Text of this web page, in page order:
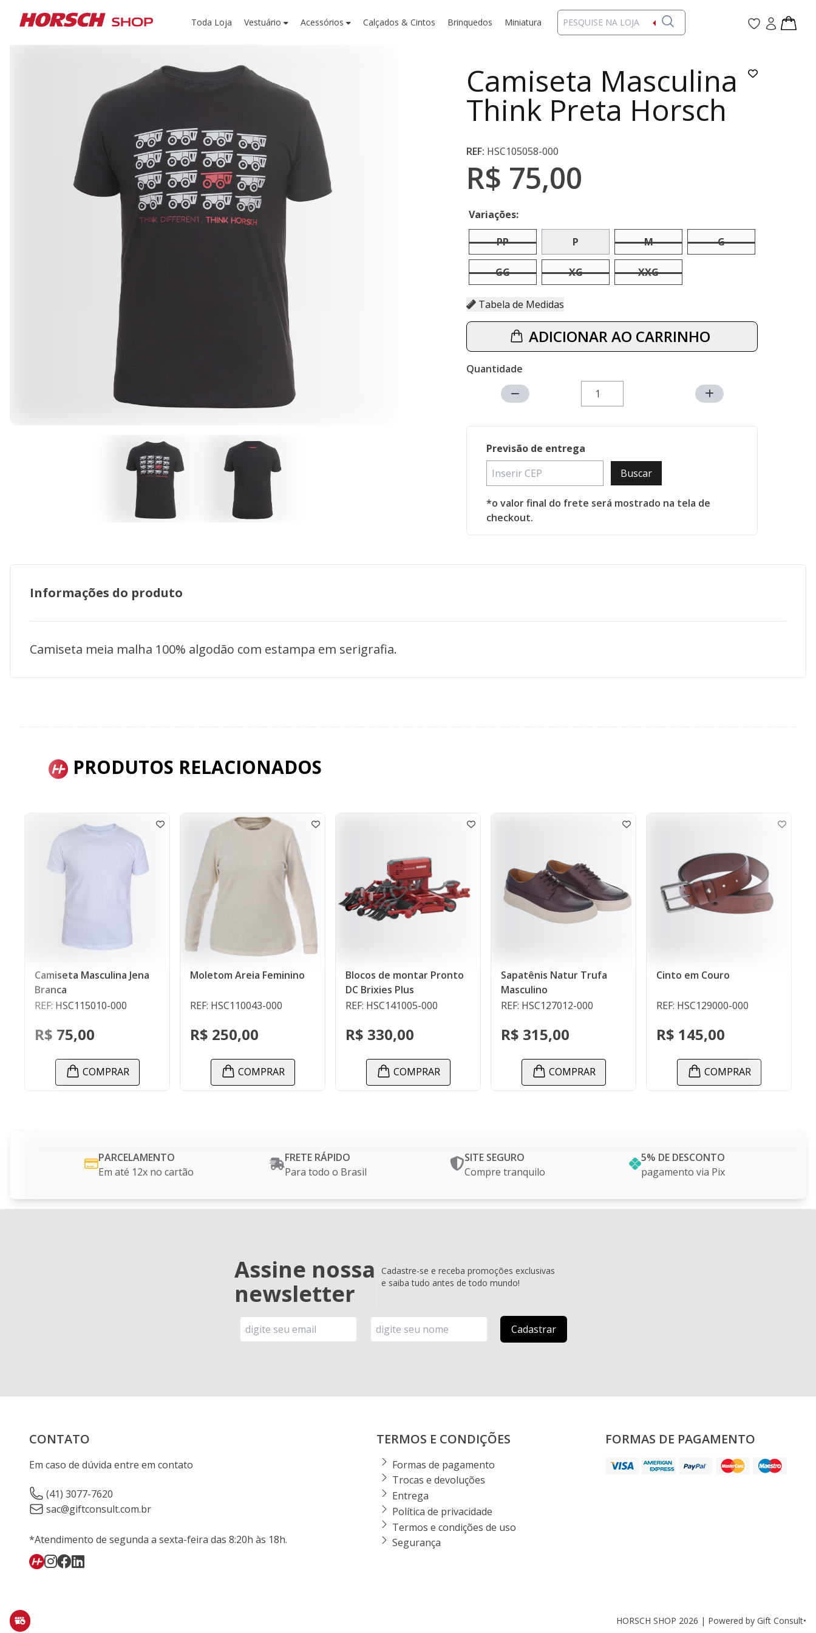
Toda Loja Vestuário Acessórios Calçados & Cintos Brinquedos Miniatura
Camiseta Masculina
Think Preta Horsch
REF: HSC105058-000
R$ 75,00
Variações:
PP P M G
GG XG XXG
Tabela de Medidas
ADICIONAR AO CARRINHO
Quantidade
Previsão de entrega
Buscar
*o valor final do frete será mostrado na tela de
checkout.
Informações do produto
Camiseta meia malha 100% algodão com estampa em serigrafia.
PRODUTOS RELACIONADOS
Jena
000
Moletom Areia Feminino
REF: HSC110043-000
Blocos de montar Pronto
REF: HSC141005-000
R$ 330,00
Sapatênis Natur Trufa
Masculino
REF: HSC127012-000
R$ 315,00
Cinto em Couro
REF: HSC129000-000
R$ 145,00
Botina Nobuck
REF: HSC12713-100
R$ 198,00
PARCELAMENTO
Em até 12x no cartão
FRETE RÁPIDO
Para todo o Brasil
SITE SEGURO
Compre tranquilo
5% DE DESCONTO
pagamento via Pix
Assine nossa
newsletter
Cadastre-se e receba promoções exclusivas
e saiba tudo antes de todo mundo!
CONTATO
Em caso de dúvida entre em contato
(41) 3077-7620
sac@giftconsult.com.br
*Atendimento de segunda a sexta-feira das 8:20h às 18h.
TERMOS E CONDIÇÕES
Formas de pagamento
Trocas e devoluções
Entrega
Política de privacidade
Termos e condições de uso
Segurança
FORMAS DE PAGAMENTO
HORSCH SHOP 2026 | Powered by Gift Consult•